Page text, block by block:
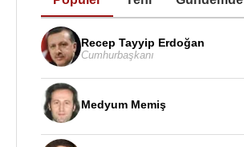
Recep Tayyip Erdoğan
Cumhurbaşkanı
Medyum Memiş